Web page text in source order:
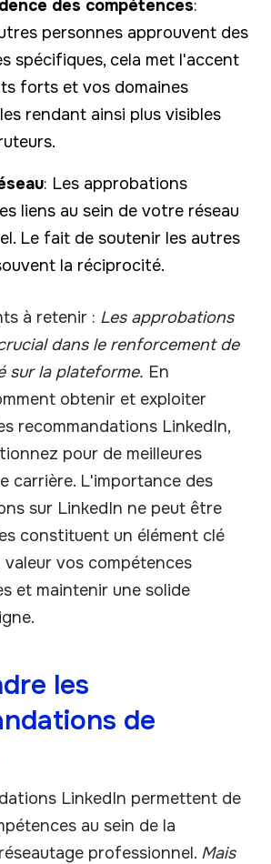
des compétences:
personnes approuvent des
spécifiques, cela met l'accent
forts et vos domaines
rendant ainsi plus visibles
: Les approbations
liens au sein de votre réseau
Le fait de soutenir les autres
la réciprocité.
à retenir : Les approbations
dans le renforcement de
sur la plateforme. En
obtenir et exploiter
recommandations LinkedIn,
pour de meilleures
carrière. L'importance des
sur LinkedIn ne peut être
constituent un élément clé
vos compétences
et maintenir une solide
les
de
LinkedIn permettent de
au sein de la
professionnel. Mais